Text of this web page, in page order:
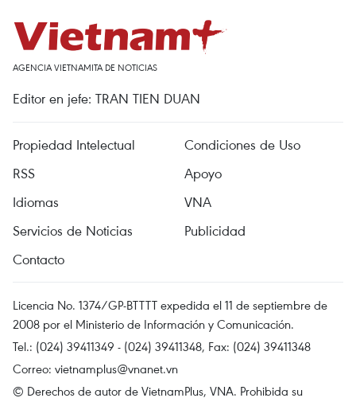
AGENCIA VIETNAMITA DE NOTICIAS
Editor en jefe: TRAN TIEN DUAN
Propiedad Intelectual
Condiciones de Uso
RSS
Apoyo
Idiomas
VNA
Servicios de Noticias
Publicidad
Contacto
Licencia No. 1374/GP-BTTTT expedida el 11 de septiembre de
2008 por el Ministerio de Información y Comunicación.
Tel.: (024) 39411349 - (024) 39411348, Fax: (024) 39411348
Correo: vietnamplus@vnanet.vn
© Derechos de autor de VietnamPlus, VNA. Prohibida su